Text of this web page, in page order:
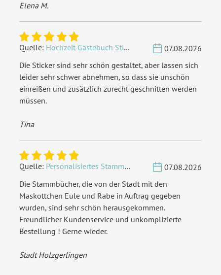
Elena M.
Quelle: Hochzeit Gästebuch Sticker 40 Fragen - Weiß
07.08.2026
Die Sticker sind sehr schön gestaltet, aber lassen sich
leider sehr schwer abnehmen, so dass sie unschön
einreißen und zusätzlich zurecht geschnitten werden
müssen.
Tina
Quelle: Personalisiertes Stammbuch - Eigene Gravurdatei hochladen
07.08.2026
Die Stammbücher, die von der Stadt mit den
Maskottchen Eule und Rabe in Auftrag gegeben
wurden, sind sehr schön herausgekommen.
Freundlicher Kundenservice und unkomplizierte
Bestellung ! Gerne wieder.
Stadt Holzgerlingen